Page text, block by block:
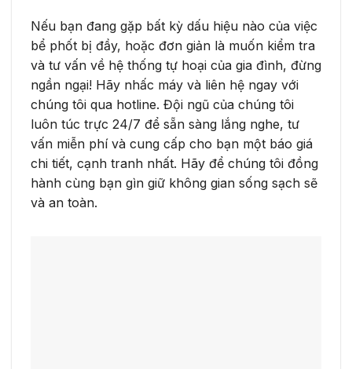
Nếu bạn đang gặp bất kỳ dấu hiệu nào của việc
bể phốt bị đầy, hoặc đơn giản là muốn kiểm tra
và tư vấn về hệ thống tự hoại của gia đình, đừng
ngần ngại! Hãy nhấc máy và liên hệ ngay với
chúng tôi qua hotline. Đội ngũ của chúng tôi
luôn túc trực 24/7 để sẵn sàng lắng nghe, tư
vấn miễn phí và cung cấp cho bạn một báo giá
chi tiết, cạnh tranh nhất. Hãy để chúng tôi đồng
hành cùng bạn gìn giữ không gian sống sạch sẽ
và an toàn.